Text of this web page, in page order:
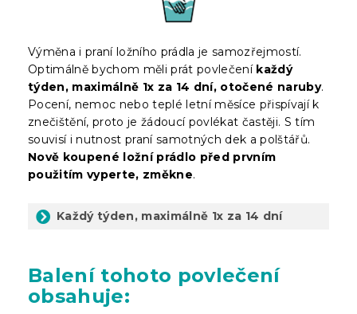
Výměna i praní ložního prádla je samozřejmostí.
Optimálně bychom měli prát povlečení každý
týden, maximálně 1x za 14 dní, otočené naruby.
Pocení, nemoc nebo teplé letní měsíce přispívají k
znečištění, proto je žádoucí povlékat častěji. S tím
souvisí i nutnost praní samotných dek a polštářů.
Nově koupené ložní prádlo před prvním
použitím vyperte, změkne.
Každý týden, maximálně 1x za 14 dní
Balenítohoto povlečení
obsahuje: